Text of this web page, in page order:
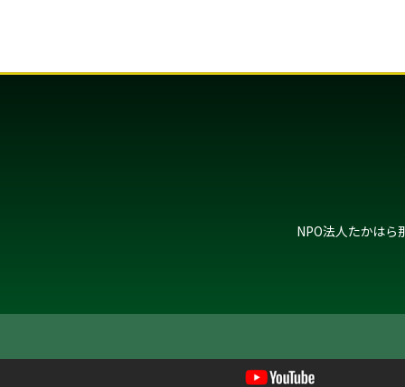
NPO法人たかはら